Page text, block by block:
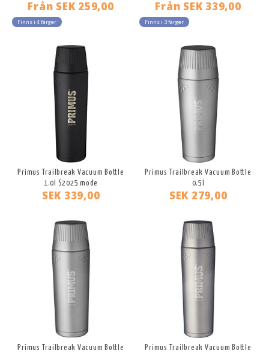
Från SEK 259,00
Finns i 4 färger
Från SEK 339,00
Finns i 3 färger
Primus Trailbreak Vacuum Bottle
1.0l S2025 mode
SEK 339,00
Primus Trailbreak Vacuum Bottle
0.5l
SEK 279,00
Primus Trailbreak Vacuum Bottle
Primus Trailbreak Vacuum Bottle